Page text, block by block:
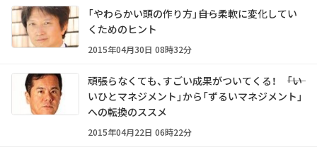
「やわらかい頭の作り方」――自ら柔軟に変化してい
くためのヒント
2015年04月30日 08時32分
頑張らなくても、すごい成果がついてくる！ ――「い
いひとマネジメント」から「ずるいマネジメント」
への転換のススメ
2015年04月22日 06時22分